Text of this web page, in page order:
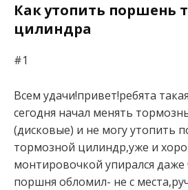
Как утопить поршень
цилиндра
#1
Всем удачи!привет!ребята
сегодня начал менять
(дисковые) и не могу утопить
тормозной цилиндр,уже и
монтировочкой упирался даже
поршня обломил- не с